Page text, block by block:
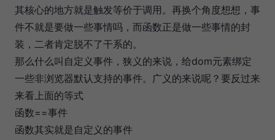
其核心的地方就是触发等价于调用。再换个角度想想，事
件不就是要做一些事情吗，而函数正是做一些事情的封
装，二者肯定脱不了干系的。
那么什么叫自定义事件，狭义的来说，给dom元素绑定
一些非浏览器默认支持的事件。广义的来说呢？要反过来
来看上面的等式
函数==事件
函数其实就是自定义的事件